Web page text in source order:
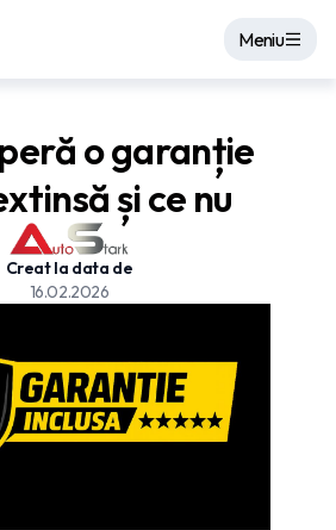
Meniu
o garanție
și ce nu
Creat la data de
16.02.2026